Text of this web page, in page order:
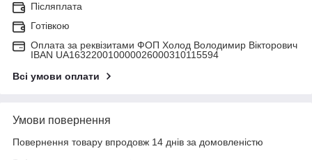
Післяплата
Готівкою
Оплата за реквізитами ФОП Холод Володимир Вікторович
IBAN UA163220010000026000310115594
Всі умови оплати
Умови повернення
Повернення товару впродовж 14 днів за домовленістю